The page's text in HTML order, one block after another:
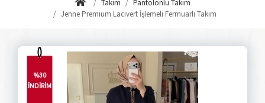
Takım
Pantolonlu Takım
Jenne Premium Lacivert İşlemeli Fermuarlı Takım
%30
İNDİRİM